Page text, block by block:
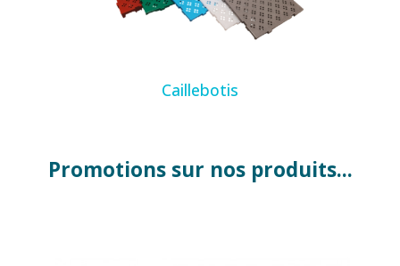
Caillebotis
Promotions sur nos produits...